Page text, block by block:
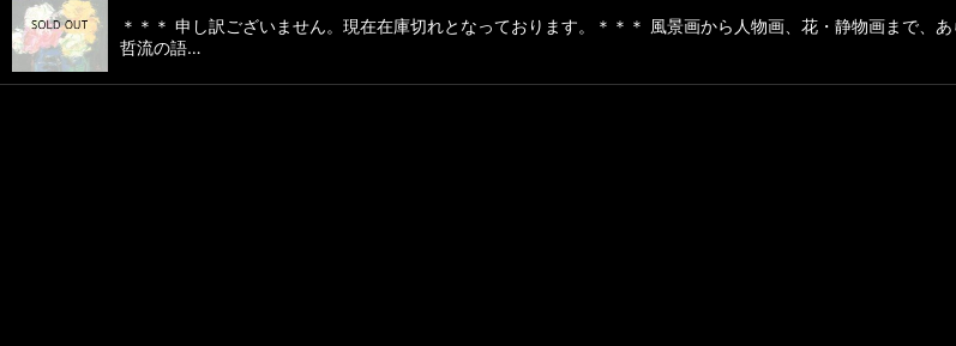
並び順:
絞り込む
＊＊＊ 申し訳ございません。現在在庫切れとなっております。＊＊＊ 風景画から人物画、花・静物画まで
哲流の語…